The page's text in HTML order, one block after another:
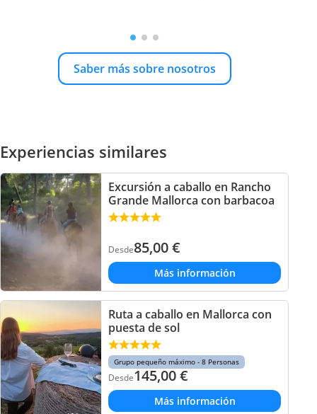
Saber más sobre nosotros
Experiencias similares
Excursión a caballo en Rancho
Grande Mallorca con barbacoa
Desde85,00€
Más información
Ruta a caballo en Mallorca con
puesta de sol
Grupo pequeño máximo - 8 Personas
Desde145,00€
Más información